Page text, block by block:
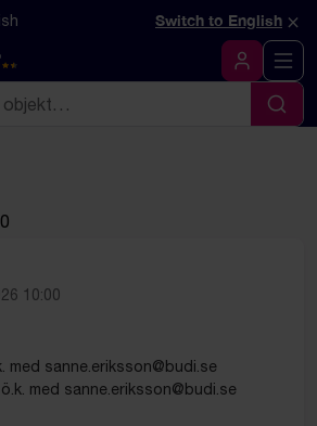
version av denna sidaSwitch to English ×
Logga in
Sök
10:00
med sanne.eriksson@budi.se
med sanne.eriksson@budi.se